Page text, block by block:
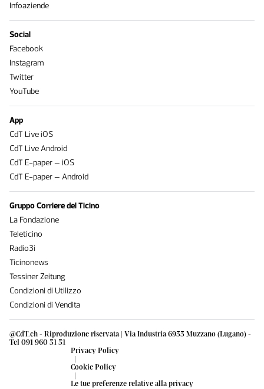
@CdT.ch - Riproduzione riservata | Via Industria 6933 Muzzano (Lugano) -
Tel 091 960 31 31
Privacy Policy
|
Cookie Policy
|
Le tue preferenze relative alla privacy
Infoaziende
Social
Facebook
Instagram
Twitter
YouTube
App
CdT Live iOS
CdT Live Android
CdT E-paper – iOS
CdT E-paper – Android
Gruppo Corriere del Ticino
La Fondazione
Teleticino
Radio3i
Ticinonews
Tessiner Zeitung
Condizioni di Utilizzo
Condizioni di Vendita